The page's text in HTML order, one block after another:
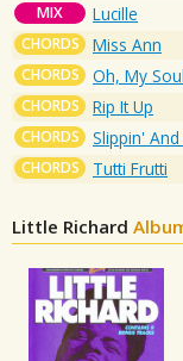
MIX Lucille
CHORDS Miss Ann
CHORDS Oh, My Soul
CHORDS Rip It Up
CHORDS Slippin' And
CHORDS Tutti Frutti
Little Richard